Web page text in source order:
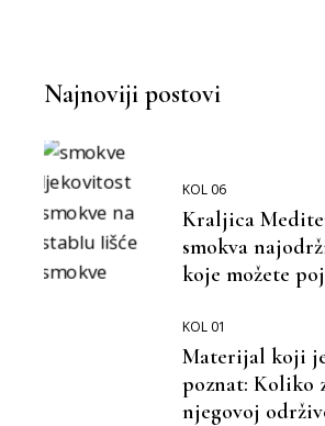
Najnoviji postovi
KOL 06
Kraljica
smokva
koje možete
KOL 01
Materijal koji
poznat: Koliko
njegovoj